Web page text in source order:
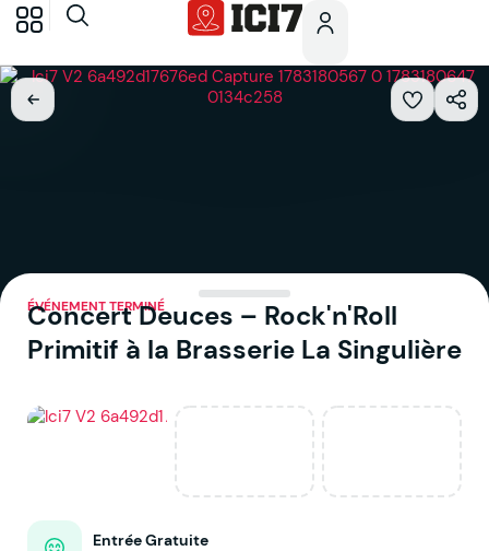
ÉVÉNEMENT TERMINÉ
Concert Deuces – Rock'n'Roll
Primitif à la Brasserie La Singulière
Entrée Gratuite